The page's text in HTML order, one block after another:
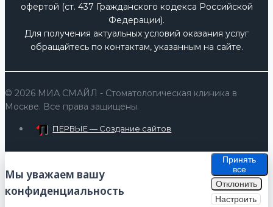
офертой (ст. 437 Гражданского кодекса Российской
Федерации).
Для получения актуальных условий оказания услуг
обращайтесь по контактам, указанным на сайте.
© 2026 МИА СМАЙЛ - Стоматологическая клиника в
Москве. Все права защищены.
ПЕРВЫЕ — Создание сайтов
Мы уважаем вашу
конфиденциальность
Принять
все
Отклонить
Настроить